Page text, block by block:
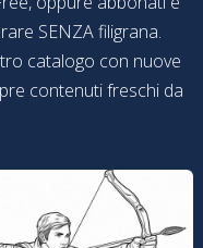
SENZA filigrana.
catalogo con nuove
contenuti freschi da